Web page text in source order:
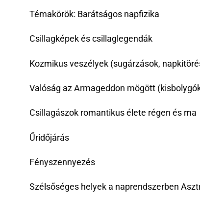
Témakörök: Barátságos napfizika
Csillagképek és csillaglegendák
Kozmikus veszélyek (sugárzások,
Valóság az Armageddon mögött
Csillagászok romantikus élete régen és ma
Űridőjárás
Fényszennyezés
Szélsőséges helyek a naprendszerben